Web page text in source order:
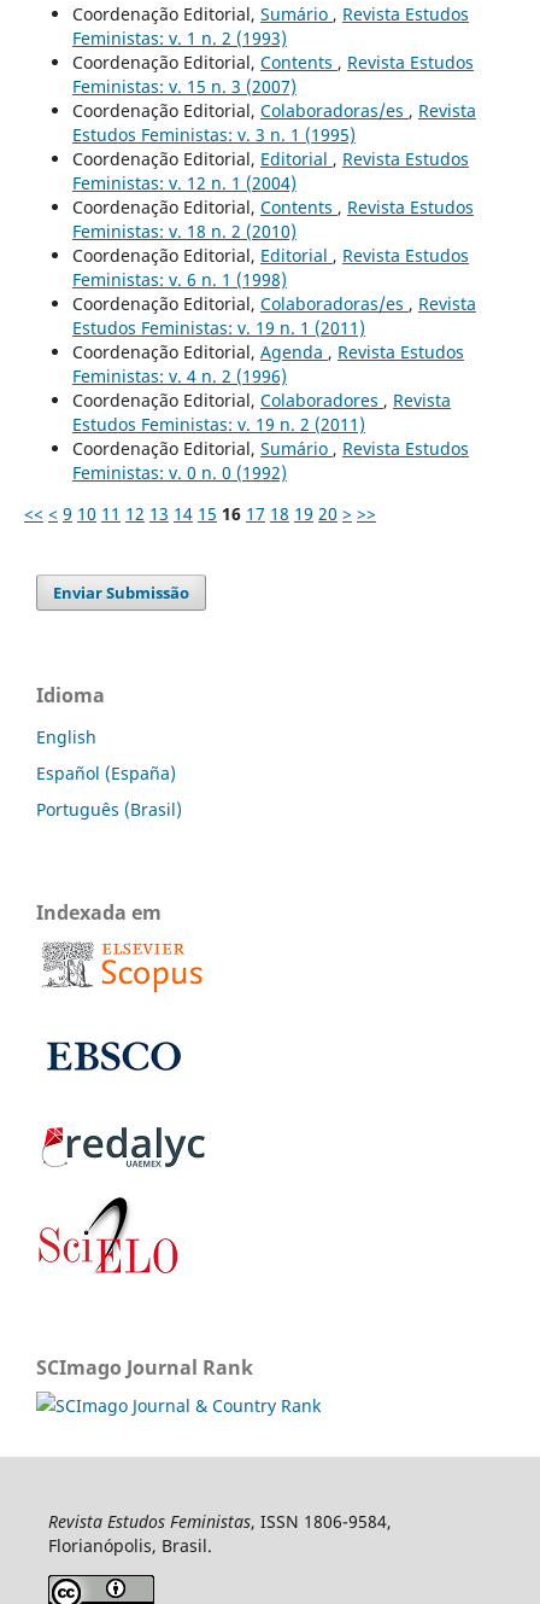
Coordenação Editorial, Sumário , Revista Estudos
Feministas: v. 1 n. 2 (1993)
Coordenação Editorial, Contents , Revista Estudos
Feministas: v. 15 n. 3 (2007)
Coordenação Editorial, Colaboradoras/es , Revista
Estudos Feministas: v. 3 n. 1 (1995)
Coordenação Editorial, Editorial , Revista Estudos
Feministas: v. 12 n. 1 (2004)
Coordenação Editorial, Contents , Revista Estudos
Feministas: v. 18 n. 2 (2010)
Coordenação Editorial, Editorial , Revista Estudos
Feministas: v. 6 n. 1 (1998)
Coordenação Editorial, Colaboradoras/es , Revista
Estudos Feministas: v. 19 n. 1 (2011)
Coordenação Editorial, Agenda , Revista Estudos
Feministas: v. 4 n. 2 (1996)
Coordenação Editorial, Colaboradores , Revista
Estudos Feministas: v. 19 n. 2 (2011)
Coordenação Editorial, Sumário , Revista Estudos
Feministas: v. 0 n. 0 (1992)
<< < 9 10 11 12 13 14 15 16 17 18 19 20 > >>
Enviar Submissão
Idioma
English
Español (España)
Português (Brasil)
Indexada em
SCImago Journal Rank
Revista Estudos Feministas, ISSN 1806-9584,
Florianópolis, Brasil.